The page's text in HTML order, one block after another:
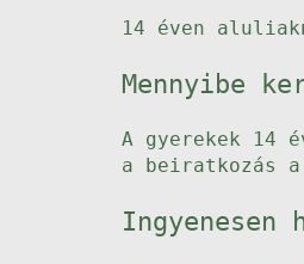
14 éven
Mennyibe
A gyerekek 14
a beiratkozás
Ingyenesen